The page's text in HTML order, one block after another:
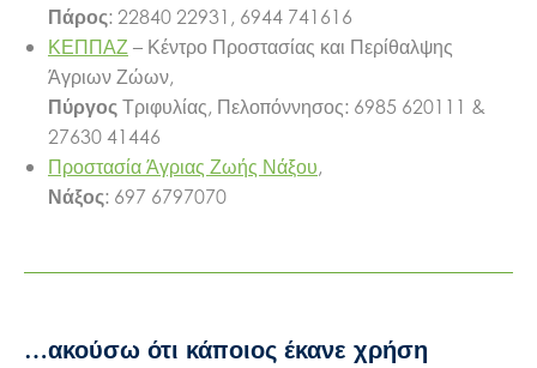
Πάρος: 22840 22931, 6944 741616
ΚΕΠΠΑΖ – Κέντρο Προστασίας και Περίθαλψης
Άγριων Ζώων,
Πύργος Τριφυλίας, Πελοπόννησος: 6985 620111 &
27630 41446
Προστασία Άγριας Ζωής Νάξου,
Νάξος: 697 6797070
…ακούσω ότι κάποιος έκανε χρήση